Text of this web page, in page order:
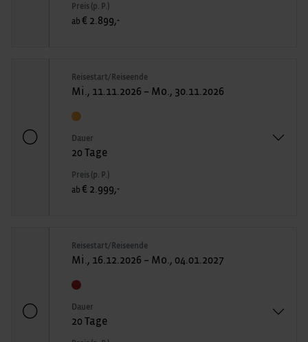
Preis (p. P.)
ab € 2.899,-
Reisestart/Reiseende
Mi., 11.11.2026 – Mo., 30.11.2026
Dauer
20 Tage
Preis (p. P.)
ab € 2.999,-
Reisestart/Reiseende
Mi., 16.12.2026 – Mo., 04.01.2027
Dauer
20 Tage